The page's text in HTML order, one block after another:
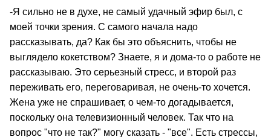
-Я сильно не в духе, не самый удачный эфир был, с
моей точки зрения. С самого начала надо
рассказывать, да? Как бы это объяснить, чтобы не
выглядело кокетством? Знаете, я и дома-то о работе не
рассказываю. Это серьезный стресс, и второй раз
переживать его, переговаривая, не очень-то хочется.
Жена уже не спрашивает, о чем-то догадывается,
поскольку она телевизионный человек. Так что на
вопрос "что не так?" могу сказать - "все". Есть стрессы,